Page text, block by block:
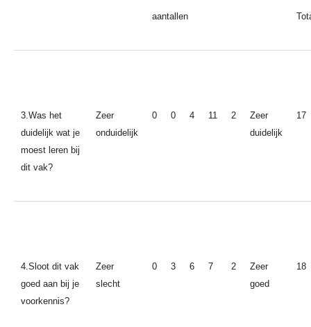
aantallen
3.Was het
duidelijk wat je
moest leren bij
dit vak?
Zeer
onduidelijk
0 0 4 11 2
Zeer
duidelijk
17
4.Sloot dit vak
goed aan bij je
voorkennis?
Zeer
slecht
0 3 6 7 2
Zeer
goed
18